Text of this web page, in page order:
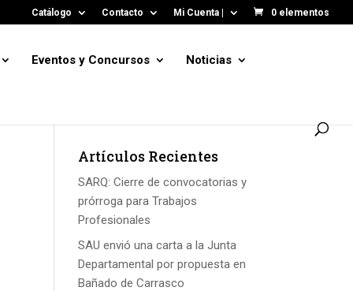
Catálogo Contacto Mi Cuenta | 0 elementos
Eventos y Concursos Noticias
Artículos Recientes
SARQ: Cierre de convocatorias y
prórroga para Trabajos
Profesionales
SAU envió una carta a la Junta
Departamental por propuesta en
Bañado de Carrasco